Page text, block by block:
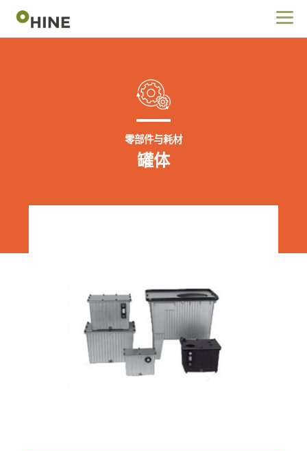
零部件与耗材
罐体